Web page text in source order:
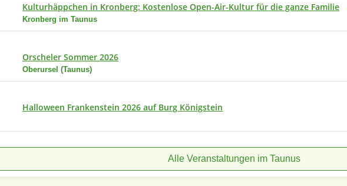
Kulturhäppchen in Kronberg: Kostenlose Open-Air-Kultur für die ganze Familie
Kronberg im Taunus
Orscheler Sommer 2026
Oberursel (Taunus)
Halloween Frankenstein 2026 auf Burg Königstein
Alle Veranstaltungen im Taunus